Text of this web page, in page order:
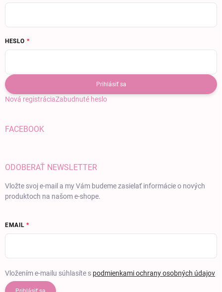
HESLO
Prihlásiť sa
Nová registráciaZabudnuté heslo
FACEBOOK
ODOBERAŤ NEWSLETTER
Vložte svoj e-mail a my Vám budeme zasielať informácie o nových
produktoch na našom e-shope.
EMAIL
Vložením e-mailu súhlasíte s podmienkami ochrany osobných údajov